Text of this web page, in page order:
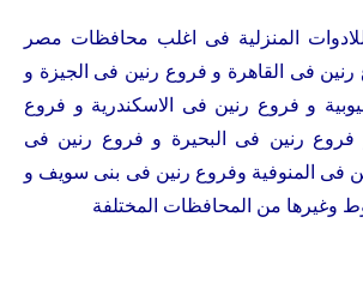
المنزلية فى اغلب محافظات مصر
فى القاهرة و فروع رنين فى الجيزة و
و فروع رنين فى الاسكندرية و فروع
فروع رنين فى البحيرة و فروع رنين فى
فى المنوفية وفروع رنين فى بنى سويف و
وغيرها من المحافظات المختلفة